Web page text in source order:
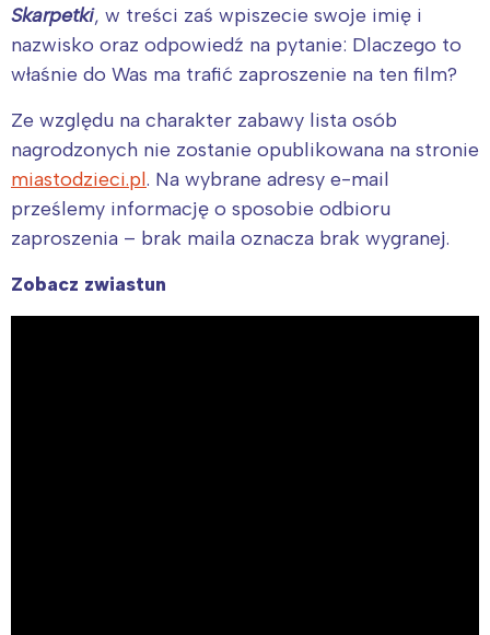
Skarpetki, w treści zaś wpiszecie swoje imię i
nazwisko oraz odpowiedź na pytanie: Dlaczego to
właśnie do Was ma trafić zaproszenie na ten film?
Ze względu na charakter zabawy lista osób
nagrodzonych nie zostanie opublikowana na stronie
miastodzieci.pl. Na wybrane adresy e-mail
prześlemy informację o sposobie odbioru
zaproszenia – brak maila oznacza brak wygranej.
Zobacz zwiastun